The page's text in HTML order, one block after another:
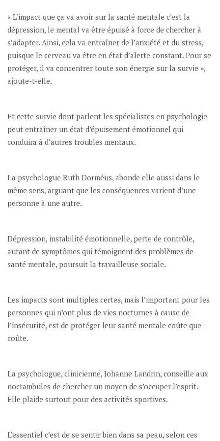
« L’impact que ça va avoir sur la santé mentale c’est la
dépression, le mental va être épuisé à force de chercher à
s’adapter. Ainsi, cela va entraîner de l’anxiété et du stress,
puisque le cerveau va être en état d’alerte constant. Pour se
protéger, il va concentrer toute son énergie sur la survie »,
ajoute-t-elle.
Et cette survie dont parlent les spécialistes en psychologie
peut entraîner un état d’épuisement émotionnel qui
conduira à d’autres troubles mentaux.
La psychologue Ruth Dorméus, abonde elle aussi dans le
même sens, arguant que les conséquences varient d’une
personne à une autre.
Dépression, instabilité émotionnelle, perte de contrôle,
autant de symptômes qui témoignent des problèmes de
santé mentale, poursuit la travailleuse sociale.
Les impacts sont multiples certes, mais l’important pour les
personnes qui n’ont plus de vies nocturnes à cause de
l’insécurité, est de protéger leur santé mentale coûte que
coûte.
La psychologue, clinicienne, Johanne Landrin, conseille aux
noctambules de chercher un moyen de s’occuper l’esprit.
Elle plaide surtout pour des activités sportives.
L’essentiel c’est de se sentir bien dans sa peau, selon ces